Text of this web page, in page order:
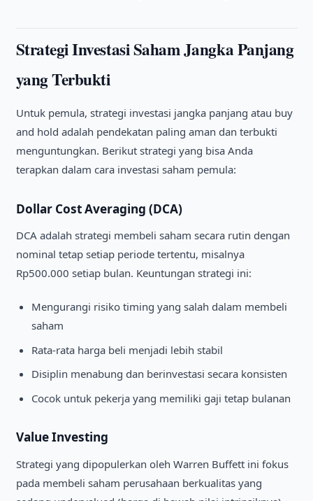
Strategi Investasi Saham Jangka Panjang
yang Terbukti
Untuk pemula, strategi investasi jangka panjang atau buy
and hold adalah pendekatan paling aman dan terbukti
menguntungkan. Berikut strategi yang bisa Anda
terapkan dalam cara investasi saham pemula:
Dollar Cost Averaging (DCA)
DCA adalah strategi membeli saham secara rutin dengan
nominal tetap setiap periode tertentu, misalnya
Rp500.000 setiap bulan. Keuntungan strategi ini:
Mengurangi risiko timing yang salah dalam membeli
saham
Rata-rata harga beli menjadi lebih stabil
Disiplin menabung dan berinvestasi secara konsisten
Cocok untuk pekerja yang memiliki gaji tetap bulanan
Value Investing
Strategi yang dipopulerkan oleh Warren Buffett ini fokus
pada membeli saham perusahaan berkualitas yang